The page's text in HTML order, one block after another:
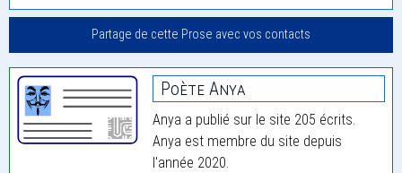
Partage de cette Prose avec vos contacts
Poète Anya
Anya a publié sur le site 205 écrits.
Anya est membre du site depuis
l'année 2020.